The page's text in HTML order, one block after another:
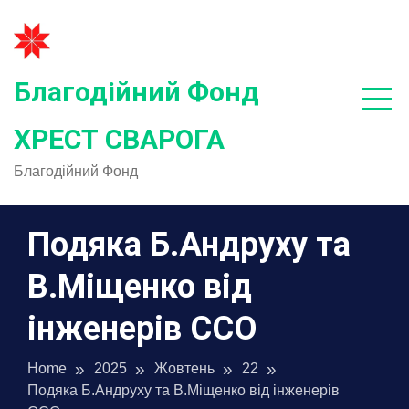
content
Благодійний Фонд
ХРЕСТ СВАРОГА
Благодійний Фонд
Подяка Б.Андруху та
В.Міщенко від
інженерів ССО
Home 2025 Жовтень
22
Подяка Б.Андруху та В.Міщенко від інженерів